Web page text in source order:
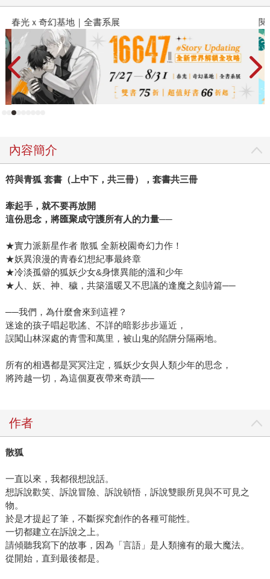
春光ｘ奇幻基地｜全書系展 閱
內容簡介
符與青狐 套書（上中下，共三冊），套書共三冊
牽起手，就不要再放開
這份思念，將匯聚成守護所有人的力量──
★實力派新星作者 散狐 全新校園奇幻力作！
★妖異浪漫的青春幻想紀事最終章
★冷淡孤僻的狐妖少女&身懷異能的溫和少年
★人、妖、神、穢，共築溫暖又不思議的逢魔之刻詩篇──
──我們，為什麼會來到這裡？
迷途的孩子唱起歌謠、不詳的暗影步步逼近，
誤闖山林深處的青雪和萬里，被山鬼的陷阱分隔兩地。
所有的相遇都是冥冥注定，狐妖少女與人類少年的思念，
將跨越一切，為這個夏夜帶來奇蹟──
作者
散狐
一直以來，我都很想說話。
想訴說歡笑、訴說冒險、訴說頓悟，訴說雙眼所見與不可見之
物。
於是才提起了筆，不斷探究創作的各種可能性。
一切都建立在訴說之上。
請傾聽我寫下的故事，因為「言語」是人類擁有的最大魔法。
從開始，直到最後都是。